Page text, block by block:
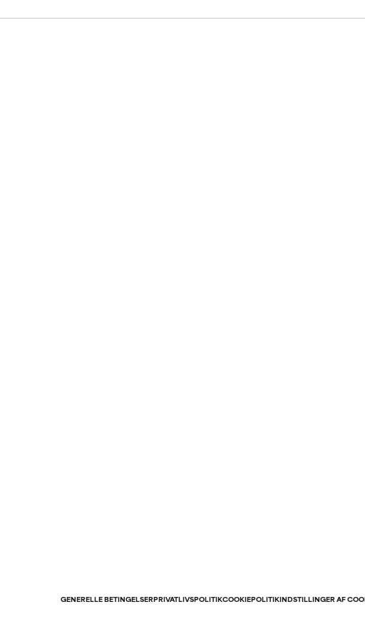
Vi har endnu ikke ratet
Vi har endnu ikke ratet
GENERELLE BETINGELSERPRIVATLIVSPOLITIKCOOKIEPOLITIKINDSTILLINGER AF